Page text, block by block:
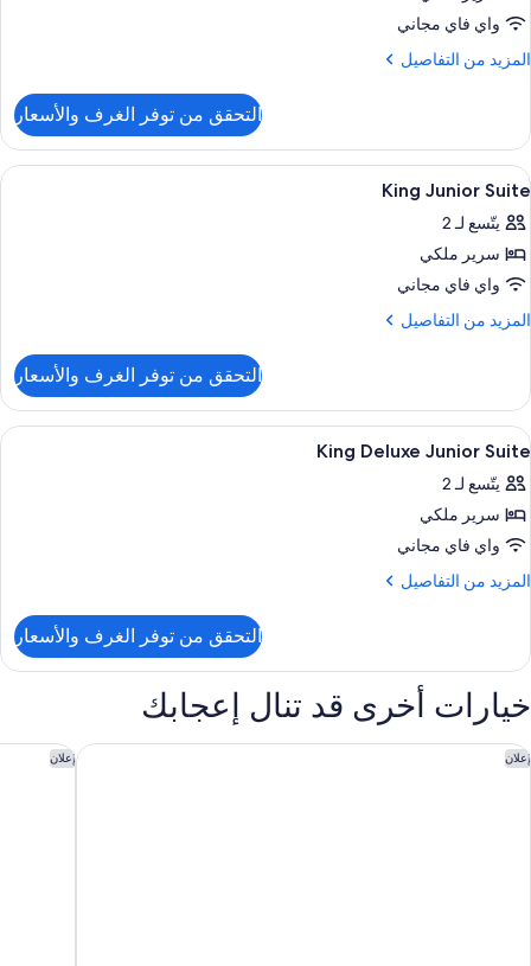
Deluxe
Room
واي فاي مجاني
المزيد من التفاصيل
المزيد
King
Deluxe
Room
التحقق من توفر الغرف والأسعار
استعراض
جميع
صور
King
Junior
Suite
أغطية فراش متميزة وميني بار وخزنة
7
King Junior Suite
يتّسع لـ 2
سرير ملكي
واي فاي مجاني
المزيد من التفاصيل
المزيد
King
Junior
Suite
التحقق من توفر الغرف والأسعار
استعراض
جميع
صور
King
Deluxe
Junior
أغطية فراش متميزة وميني بار وخزنة
4
King Deluxe Junior Suite
يتّسع لـ 2
سرير ملكي
واي فاي مجاني
المزيد من التفاصيل
المزيد
King
Deluxe
Junior
Suite
التحقق من توفر الغرف والأسعار
خيارات أخرى قد تنال إعجابك
إعلان
حياة ريجنسي باريس إيتوال إعلان
دولتسي